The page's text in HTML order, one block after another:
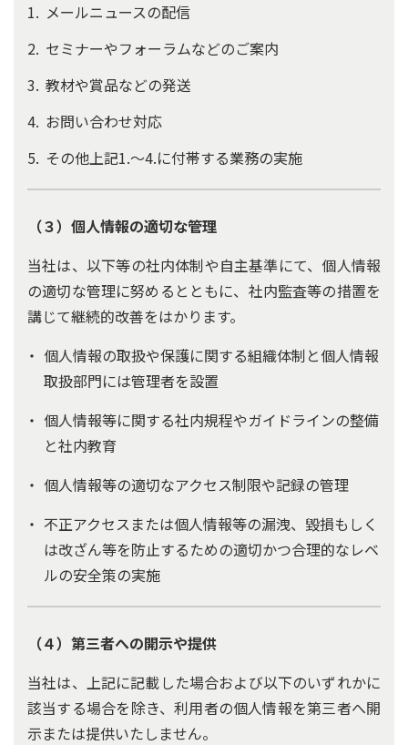
メールニュースの配信
セミナーやフォーラムなどのご案内
教材や賞品などの発送
お問い合わせ対応
その他上記1.～4.に付帯する業務の実施
（３）個人情報の適切な管理
当社は、以下等の社内体制や自主基準にて、個人情報
の適切な管理に努めるとともに、社内監査等の措置を
講じて継続的改善をはかります。
個人情報の取扱や保護に関する組織体制と個人情報
取扱部門には管理者を設置
個人情報等に関する社内規程やガイドラインの整備
と社内教育
個人情報等の適切なアクセス制限や記録の管理
不正アクセスまたは個人情報等の漏洩、毀損もしく
は改ざん等を防止するための適切かつ合理的なレベ
ルの安全策の実施
（４）第三者への開示や提供
当社は、上記に記載した場合および以下のいずれかに
該当する場合を除き、利用者の個人情報を第三者へ開
示または提供いたしません。